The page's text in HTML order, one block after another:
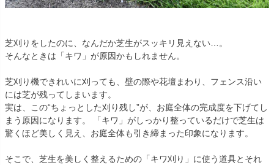
芝刈りをしたのに、なんだか芝生がスッキリ見えない…。
そんなときは「キワ」が原因かもしれません。
芝刈り機できれいに刈っても、壁の際や花壇まわり、フェンス沿い
には芝が残ってしまいます。
実は、この“ちょっとした刈り残し”が、お庭全体の完成度を下げてし
まう原因になります。 「キワ」がしっかり整っているだけで芝生は
驚くほど美しく見え、お庭全体も引き締まった印象になります。
そこで、芝生を美しく整えるための「キワ刈り」に使う道具とそれ